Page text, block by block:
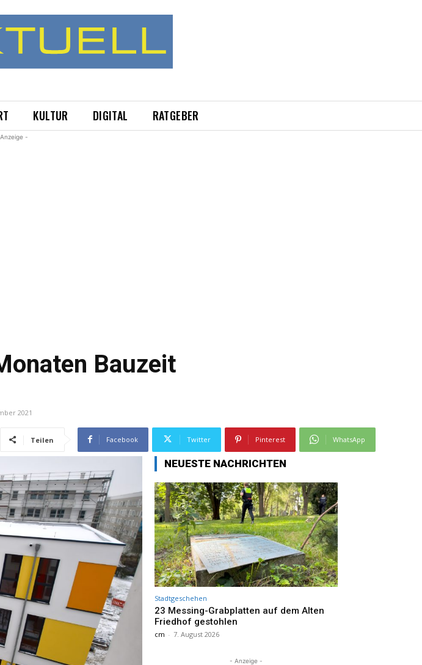
KULTUR DIGITAL RATGEBER
-
Bauzeit
2021
Teilen Facebook Twitter Pinterest WhatsApp
NEUESTE NACHRICHTEN
Stadtgeschehen
23 Messing-Grabplatten auf dem Alten
Friedhof gestohlen
cm - 7. August 2026
- Anzeige -